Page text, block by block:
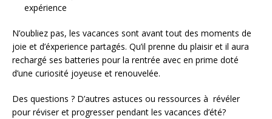
expérience
N’oubliez pas, les vacances sont avant tout des moments de
joie et d’éxperience partagés. Qu’il prenne du plaisir et il aura
rechargé ses batteries pour la rentrée avec en prime doté
d’une curiosité joyeuse et renouvelée.
Des questions ? D’autres astuces ou ressources à révéler
pour réviser et progresser pendant les vacances d’été?